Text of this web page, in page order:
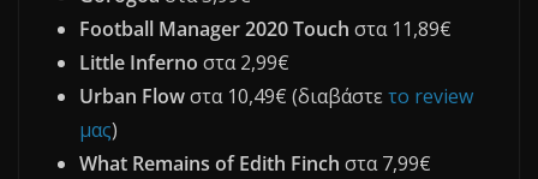
Football Manager 2020 Touch στα 11,89€
Little Inferno στα 2,99€
Urban Flowστα 10,49€ (διαβάστετο review
μας)
What Remains of Edith Finch στα 7,99€